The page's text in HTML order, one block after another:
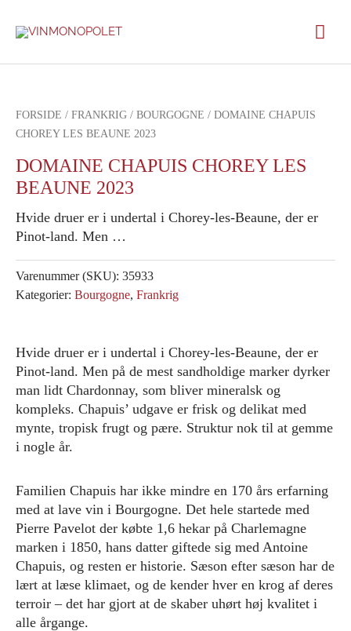
FORSIDE / FRANKRIG / BOURGOGNE / DOMAINE CHAPUIS
CHOREY LES BEAUNE 2023
DOMAINE CHAPUIS CHOREY LES
BEAUNE 2023
Hvide druer er i undertal i Chorey-les-Beaune, der er
Pinot-land. Men …
Varenummer (SKU): 35933
Kategorier: Bourgogne, Frankrig
Hvide druer er i undertal i Chorey-les-Beaune, der er
Pinot-land. Men på de mest sandholdige marker dyrker
man lidt Chardonnay, som bliver mineralsk og
kompleks. Chapuis’ udgave er frisk og delikat med
mynte, tropisk frugt og pære. Struktur nok til at gemme
i nogle år.
Familien Chapuis har ikke mindre en 170 års erfarning
med at lave vin i Bourgogne. Det hele startede med
Pierre Pavelot der købte 1,6 hekar på Charlemagne
marken i 1850, hans datter giftede sig med Antoine
Chapuis, og resten er historie. Sæson efter sæson har de
lært at læse klimaet, og de kender hver en krog af deres
terroir – det har gjort at de skaber uhørt høj kvalitet i
alle årgange.